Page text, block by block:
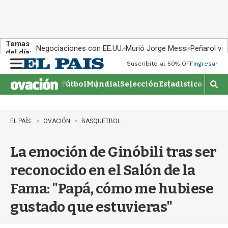
Temas
del día: Negociaciones con EE.UU. Murió Jorge Messi Peñarol
n
u
Suscribite al 50% OFFIngresar
FútbolMundialSelecciónEstadisticas
M
o
r
b
EL PAÍS OVACIÓN BASQUETBOL
La emoción de Ginóbili tras ser
reconocido en el Salón de la
Fama: "Papá, cómo me hubiese
gustado que estuvieras"